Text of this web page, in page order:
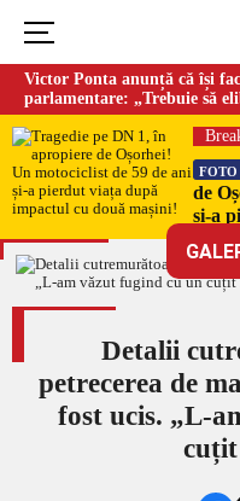
Victor Ponta anunță că își
parlamentare: „Trebuie să
globalistă”
FOTO
de
și-a
Detalii
petrecerea de
fost ucis. „L-